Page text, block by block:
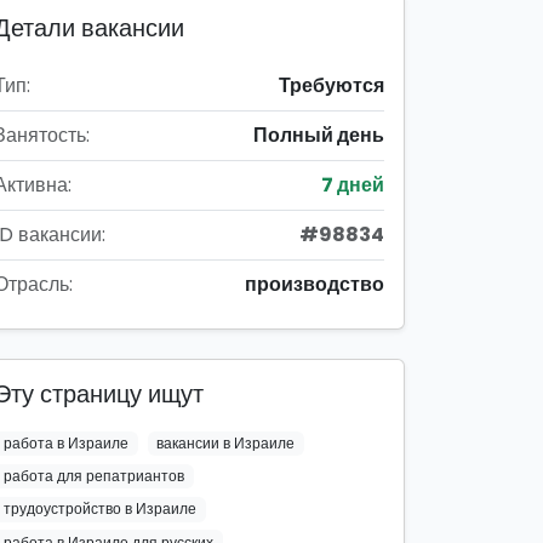
вакансии
Требуются
Полный день
7 дней
вакансии:
#98834
производство
страницу ищут
работа в Израиле
вакансии в Израиле
работа для репатриантов
трудоустройство в Израиле